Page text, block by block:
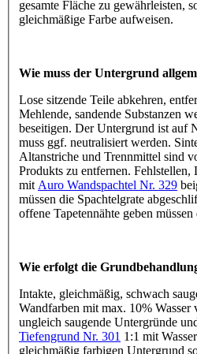
gesamte Fläche zu gewährleisten,
gleichmäßige Farbe aufweisen.
Wie muss der Untergrund
Lose sitzende Teile abkehren,
Mehlende, sandende Substanzen
beseitigen. Der Untergrund ist auf
muss ggf. neutralisiert werden.
Altanstriche und Trennmittel sind
Produkts zu entfernen. Fehlstellen,
mit Auro Wandspachtel Nr. 329
müssen die Spachtelgrate
offene Tapetennähte geben
Wie erfolgt die
Intakte, gleichmäßig, schwach
Wandfarben mit max. 10% Wasser
ungleich saugende Untergründe
Tiefengrund Nr. 301 1:1 mit
gleichmäßig farbigen Untergrund